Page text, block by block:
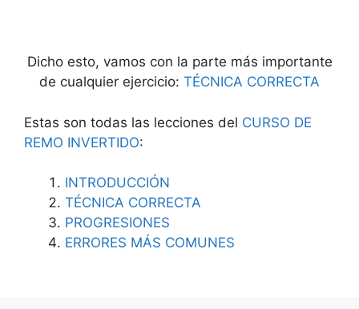
Dicho esto, vamos con la parte más importante
de cualquier ejercicio: TÉCNICA CORRECTA
Estas son todas las lecciones del CURSO DE
REMO INVERTIDO:
INTRODUCCIÓN
TÉCNICA CORRECTA
PROGRESIONES
ERRORES MÁS COMUNES